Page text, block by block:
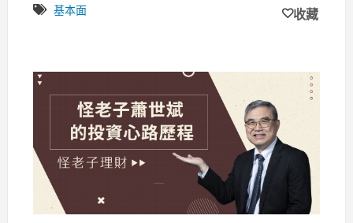
基本面 收藏